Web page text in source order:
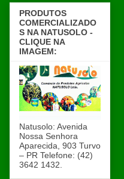
PRODUTOS
COMERCIALIZADO
S NA NATUSOLO -
CLIQUE NA
IMAGEM:
Natusolo: Avenida
Nossa Senhora
Aparecida, 903 Turvo
– PR Telefone: (42)
3642 1432.